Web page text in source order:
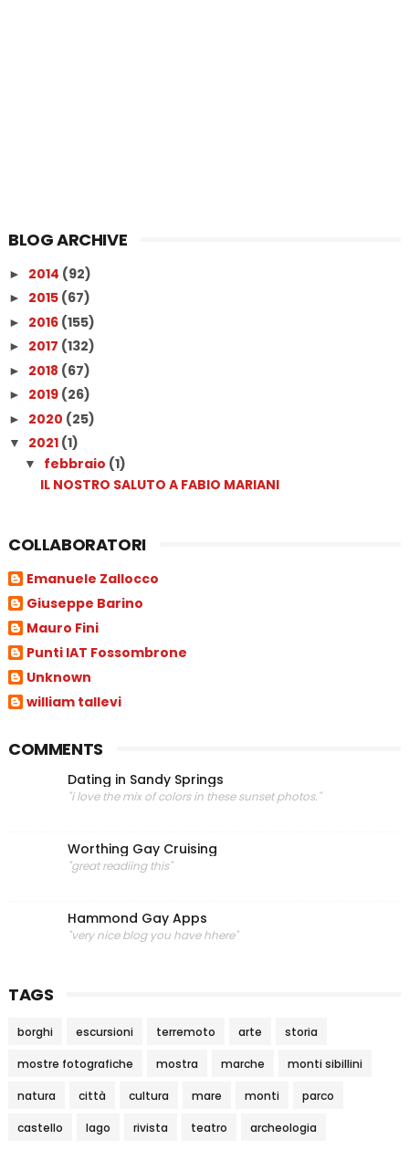
BLOG ARCHIVE
► 2014 (92)
► 2015 (67)
► 2016 (155)
► 2017 (132)
► 2018 (67)
► 2019 (26)
► 2020 (25)
▼ 2021 (1)
▼ febbraio (1)
IL NOSTRO SALUTO A FABIO MARIANI
COLLABORATORI
Emanuele Zallocco
Giuseppe Barino
Mauro Fini
Punti IAT Fossombrone
Unknown
william tallevi
COMMENTS
Dating in Sandy Springs
"i love the mix of colors in these sunset photos."
Worthing Gay Cruising
"great readiing this"
Hammond Gay Apps
"very nice blog you have hhere"
TAGS
borghi escursioni terremoto arte storia
mostre fotografiche mostra marche monti sibillini
natura città cultura mare monti parco
castello lago rivista teatro archeologia